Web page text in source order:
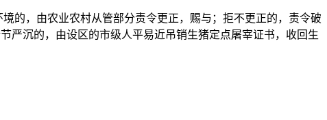
，由农业农村从管部分责令更正，赐与；拒不更正的，责令破
严沉的，由设区的市级人平易近吊销生猪定点屠宰证书，收回生